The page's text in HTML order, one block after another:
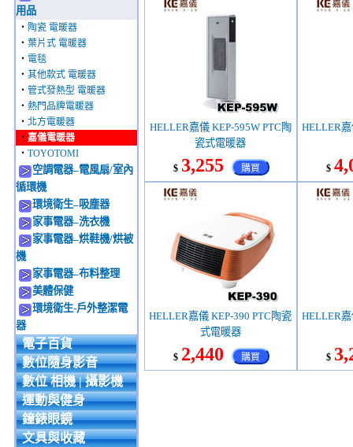
用品
‧ 陶瓷 電暖器
‧ 葉片式 電暖器
‧ 電毯
‧ 其他款式 電暖器
‧ 管式發熱型 電暖器
‧ 熱門品牌電暖器
‧ 北方電暖器
‧ 嘉儀電暖器
‧ TOYOTOMI
空調電器–電風扇/室內
循環機
環境衛生–吸塵器
家事電器–洗衣機
家事電器–烘鞋機/烘被
機
家事電器–布料整理
美體保健
環境衛生-戶外整潔電
器
電子百貨
數位隨身影音
數位 相機 | 攝影機
運動與健身
鐘錶眼鏡
文具與收藏
HELLER嘉儀 KEP-595W PTC陶
瓷式電暖器
$ 3,255 購買
HELLER嘉
$
HELLER嘉儀 KEP-390 PTC陶瓷
式電暖器
$ 2,440 購買
HELLER嘉
$